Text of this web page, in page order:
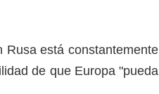
Rusa está constantemente
de que Europa "pueda